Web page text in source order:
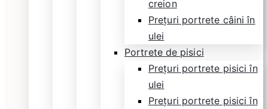
creion
Prețuri portrete câini în
ulei
Portrete de pisici
Prețuri portrete pisici în
ulei
Prețuri portrete pisici în